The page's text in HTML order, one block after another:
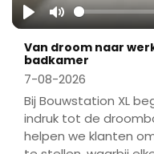
Play Mute
Van droom naar
badkamer
7-08-2026
Bij Bouwstation XL
indruk tot de
helpen we klanten